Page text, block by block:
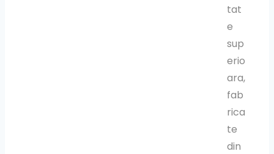
tat
e
sup
erio
ara,
fab
rica
te
din